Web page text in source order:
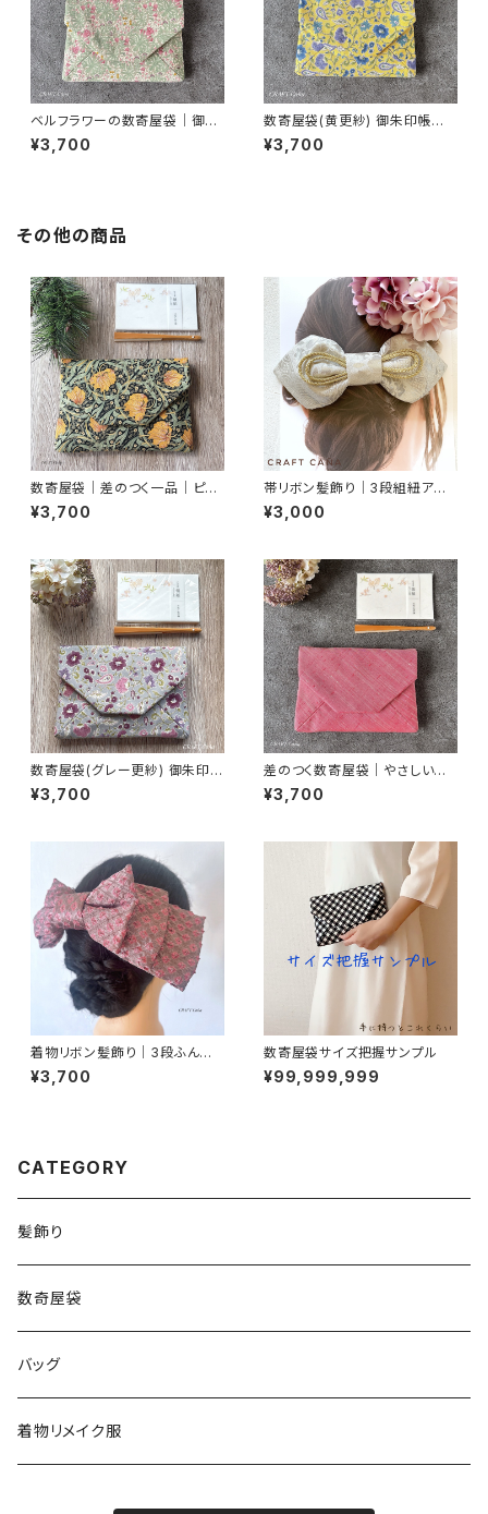
ベルフラワーの数寄屋袋｜御朱
印帳入れ・茶道
¥3,700
数寄屋袋(黄更紗) 御朱印帳入
¥3,700
その他の商品
数寄屋袋｜差のつく一品｜ピン
パネル・ブラック｜御朱印帳入れ
にも
¥3,700
帯リボン髪飾り｜3段組紐アレ
ンジ・ホワイトシルバー
¥3,000
数寄屋袋(グレー更紗) 御朱印帳
¥3,700
差のつく数寄屋袋｜やさしいピ
ンク紬｜御朱印帳入れ・茶道
¥3,700
着物リボン髪飾り｜3段ふんわ
りピンクグレー
¥3,700
数寄屋袋サイズ把握サンプル
¥99,999,999
CATEGORY
髪飾り
数奇屋袋
バッグ
着物リメイク服